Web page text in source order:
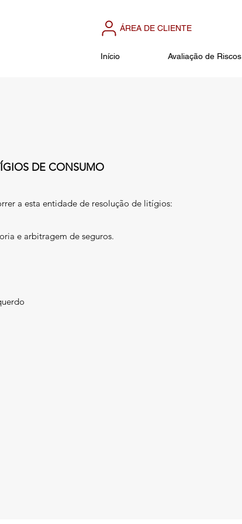
ÁREA DE CLIENTE
Início Avaliação de Riscos
DE CONSUMO
a esta entidade de resolução de litígios:
e arbitragem de seguros.